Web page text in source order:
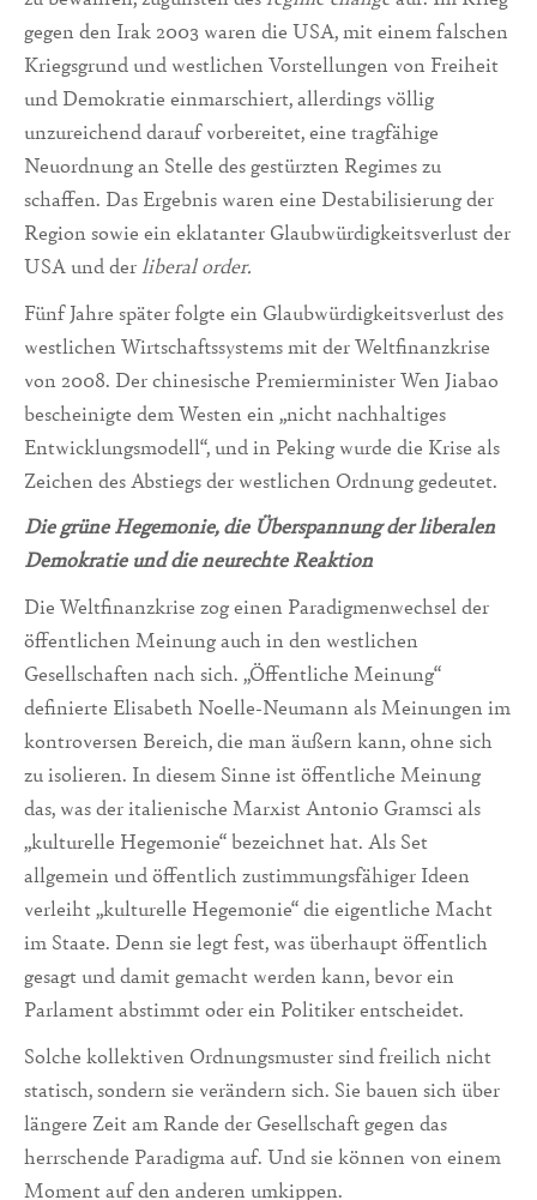
gegen den Irak 2003 waren die USA, mit einem falschen
Kriegsgrund und westlichen Vorstellungen von Freiheit
und Demokratie einmarschiert, allerdings völlig
unzureichend darauf vorbereitet, eine tragfähige
Neuordnung an Stelle des gestürzten Regimes zu
schaffen. Das Ergebnis waren eine Destabilisierung der
Region sowie ein eklatanter Glaubwürdigkeitsverlust der
USA und derliberal order.
Fünf Jahre später folgte ein Glaubwürdigkeitsverlust des
westlichen Wirtschaftssystems mit der Weltfinanzkrise
von 2008. Der chinesische Premierminister Wen Jiabao
bescheinigte dem Westen ein „nicht nachhaltiges
Entwicklungsmodell“, und in Peking wurde die Krise als
Zeichen des Abstiegs der westlichen Ordnung gedeutet.
Die grüne Hegemonie, die Überspannung der liberalen
Demokratie und die neurechte Reaktion
Die Weltfinanzkrise zog einen Paradigmenwechsel der
öffentlichen Meinung auch in den westlichen
Gesellschaften nach sich. „Öffentliche Meinung“
definierte Elisabeth Noelle-Neumann als Meinungen im
kontroversen Bereich, die man äußern kann, ohne sich
zu isolieren. In diesem Sinne ist öffentliche Meinung
das, was der italienische Marxist Antonio Gramsci als
„kulturelle Hegemonie“ bezeichnet hat. Als Set
allgemein und öffentlich zustimmungsfähiger Ideen
verleiht „kulturelle Hegemonie“ die eigentliche Macht
im Staate. Denn sie legt fest, was überhaupt öffentlich
gesagt und damit gemacht werden kann, bevor ein
Parlament abstimmt oder ein Politiker entscheidet.
Solche kollektiven Ordnungsmuster sind freilich nicht
statisch, sondern sie verändern sich. Sie bauen sich über
längere Zeit am Rande der Gesellschaft gegen das
herrschende Paradigma auf. Und sie können von einem
Moment auf den anderen umkippen.